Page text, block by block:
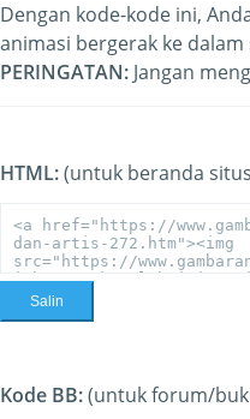
Dengan kode-kode ini,
animasi bergerak ke
PERINGATAN: Jangan
HTML:(untuk beranda
Salin
Kode BB:(untuk forum/